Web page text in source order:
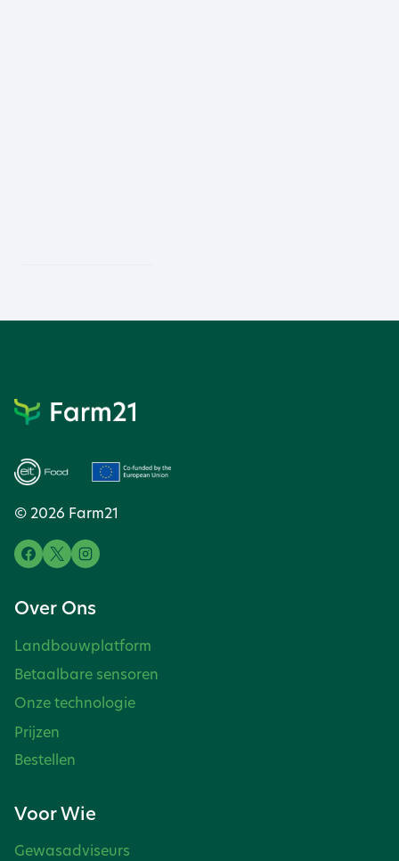
© 2026 Farm21
Over Ons
Landbouwplatform
Betaalbare sensoren
Onze technologie
Prijzen
Bestellen
Voor Wie
Gewasadviseurs